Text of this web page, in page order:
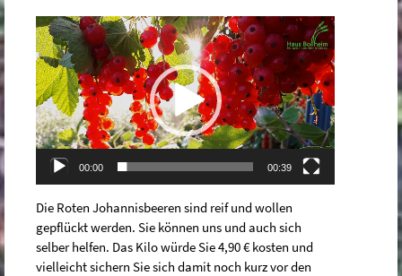
Video-
Player
00:00 00:39
Die Roten Johannisbeeren sind reif und wollen
gepflückt werden. Sie können uns und auch sich
selber helfen. Das Kilo würde Sie 4,90 € kosten und
vielleicht sichern Sie sich damit noch kurz vor den